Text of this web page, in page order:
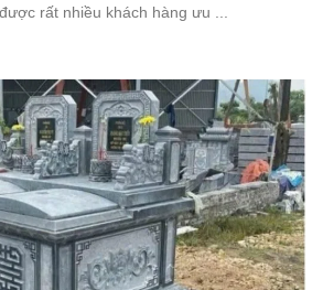
rất nhiều khách hàng ưu ...